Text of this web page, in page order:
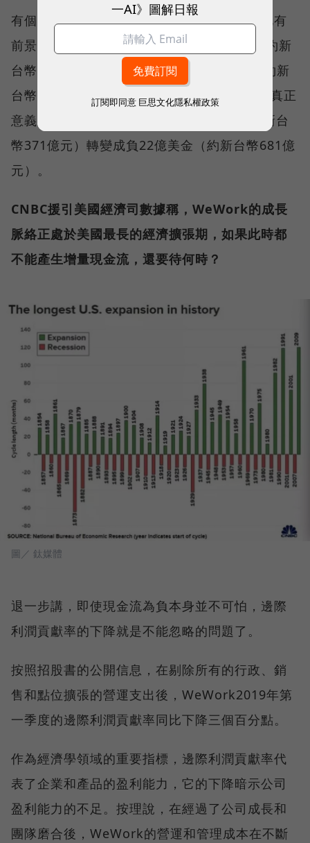
有個問題細想很奇怪的。一家高速擴張，如此有
前景的公司，營收從2017年的8.86億美金（約新
台幣274億元）上升到2018年的18億美金（約新
台幣557億元），直接翻倍，但盈利，也就是真正
意義上的「現金流」，卻從負12億美金（約新台
幣371億元）轉變成負22億美金（約新台幣681億
元）。
CNBC援引美國經濟司數據稱，WeWork的成長
脈絡正處於美國最長的經濟擴張期，如果此時都
不能產生增量現金流，還要待何時？
圖／ 鈦媒體
退一步講，即使現金流為負本身並不可怕，邊際
利潤貢獻率的下降就是不能忽略的問題了。
按照招股書的公開信息，在剔除所有的行政、銷
售和點位擴張的營運支出後，WeWork2019年第
一季度的邊際利潤貢獻率同比下降三個百分點。
作為經濟學領域的重要指標，邊際利潤貢獻率代
表了企業和產品的盈利能力，它的下降暗示公司
盈利能力的不足。按理說，在經過了公司成長和
團隊磨合後，WeWork的營運和管理成本在不斷
一AI》圖解日報
訂閱即同意 巨思文化隱私權政策